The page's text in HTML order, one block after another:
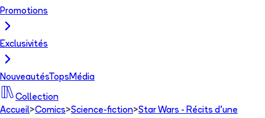
Promotions
Exclusivités
NouveautésTops Média
Collection
Accueil>Comics>Science-fiction>Star Wars - Récits d’une